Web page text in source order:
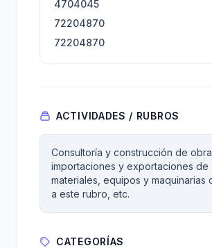
4704045
72204870
72204870
ACTIVIDADES / RUBROS
Consultoría y construcción de
importaciones y exportaciones de
materiales, equipos y maquinarias
a este rubro, etc.
CATEGORÍAS